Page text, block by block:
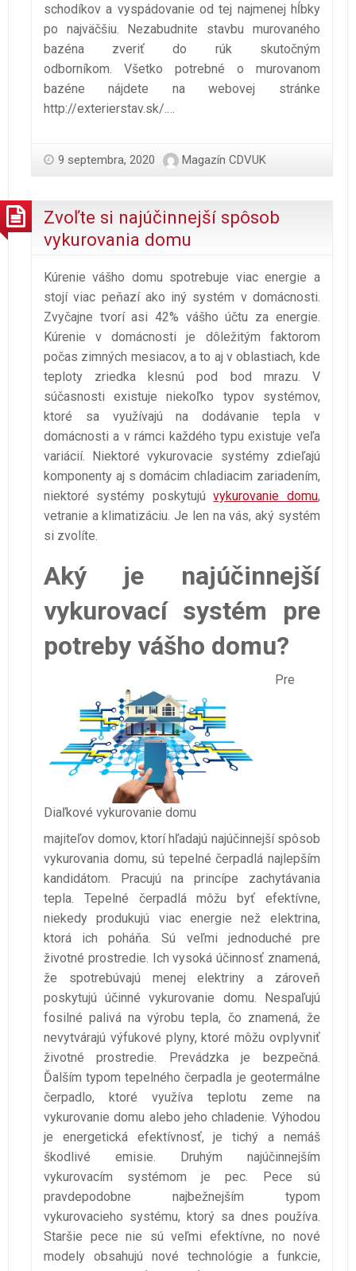
schodíkov a vyspádovanie od tej najmenej hĺbky
po najväčšiu. Nezabudnite stavbu murovaného
bazéna zveriť do rúk skutočným
odborníkom. Všetko potrebné o murovanom
bazéne nájdete na webovej stránke
http://exterierstav.sk/.…
9 septembra, 2020 Magazín CDVUK
Zvoľte si najúčinnejší spôsob
vykurovania domu
Kúrenie vášho domu spotrebuje viac energie a
stojí viac peňazí ako iný systém v domácnosti.
Zvyčajne tvorí asi 42% vášho účtu za energie.
Kúrenie v domácnosti je dôležitým faktorom
počas zimných mesiacov, a to aj v oblastiach, kde
teploty zriedka klesnú pod bod mrazu. V
súčasnosti existuje niekoľko typov systémov,
ktoré sa využívajú na dodávanie tepla v
domácnosti a v rámci každého typu existuje veľa
variácií. Niektoré vykurovacie systémy zdieľajú
komponenty aj s domácim chladiacim zariadením,
niektoré systémy poskytujúvykurovanie domu,
vetranie a klimatizáciu. Je len na vás, aký systém
si zvolíte.
Aký je najúčinnejší
vykurovací systém pre
potreby vášho domu?
Diaľkové vykurovanie domu
Pre
majiteľov domov, ktorí hľadajú najúčinnejší spôsob
vykurovania domu, sú tepelné čerpadlá najlepším
kandidátom. Pracujú na princípe zachytávania
tepla. Tepelné čerpadlá môžu byť efektívne,
niekedy produkujú viac energie než elektrina,
ktorá ich poháňa. Sú veľmi jednoduché pre
životné prostredie. Ich vysoká účinnosť znamená,
že spotrebúvajú menej elektriny a zároveň
poskytujú účinné vykurovanie domu. Nespaľujú
fosilné palivá na výrobu tepla, čo znamená, že
nevytvárajú výfukové plyny, ktoré môžu ovplyvniť
životné prostredie. Prevádzka je bezpečná.
Ďalším typom tepelného čerpadla je geotermálne
čerpadlo, ktoré využíva teplotu zeme na
vykurovanie domu alebo jeho chladenie. Výhodou
je energetická efektívnosť, je tichý a nemáš
škodlivé emisie. Druhým najúčinnejším
vykurovacím systémom je pec. Pece sú
pravdepodobne najbežnejším typom
vykurovacieho systému, ktorý sa dnes používa.
Staršie pece nie sú veľmi efektívne, no nové
modely obsahujú nové technológie a funkcie,